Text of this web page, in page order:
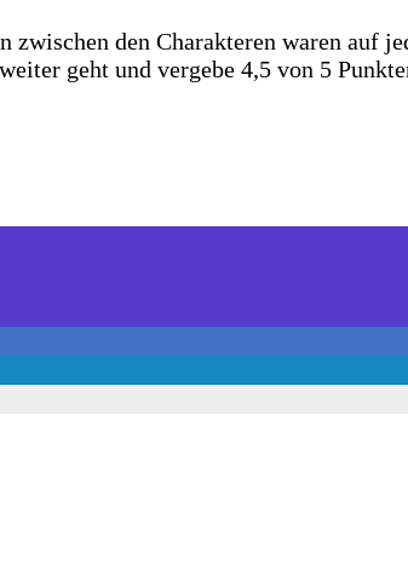
den Charakteren waren auf
geht und vergebe 4,5 von 5